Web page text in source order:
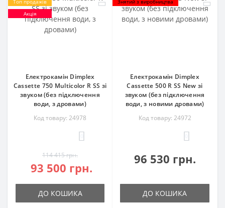
Топ продажів
Акція
Електрокамін Dimplex
Cassette 750 Multicolor R SS зі
звуком (без підключення
води, з дровами)
Код товару: 24978
114 415 грн.
93 500 грн.
ДО КОШИКА
Знятий з виробництва
Електрокамін Dimplex
Cassette 500 R SS New зі
звуком (без підключення
води, з новими дровами)
Код товару: 24972
96 530 грн.
ДО КОШИКА